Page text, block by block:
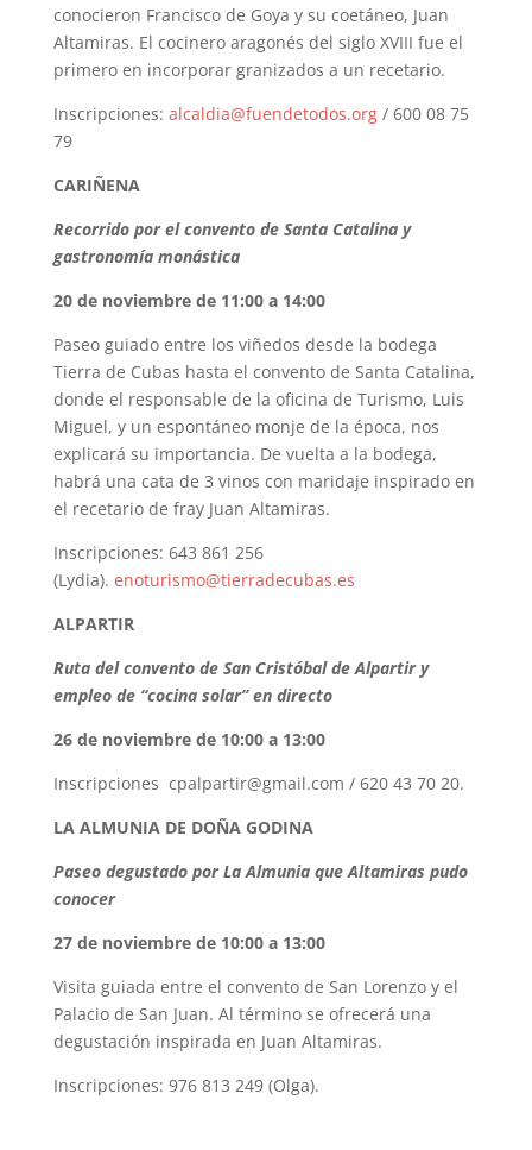
conocieron Francisco de Goya y su coetáneo, Juan
Altamiras. El cocinero aragonés del siglo XVIII fue el
primero en incorporar granizados a un recetario.
Inscripciones: alcaldia@fuendetodos.org/ 600 08 75
79
CARIÑENA
Recorrido por el convento de Santa Catalina y
gastronomía monástica
20 de noviembre de 11:00 a 14:00
Paseo guiado entre los viñedos desde la bodega
Tierra de Cubas hasta el convento de Santa Catalina,
donde el responsable de la oficina de Turismo, Luis
Miguel, y un espontáneo monje de la época, nos
explicará su importancia. De vuelta a la bodega,
habrá una cata de 3 vinos con maridaje inspirado en
el recetario de fray Juan Altamiras.
Inscripciones: 643 861 256
(Lydia). enoturismo@tierradecubas.es
ALPARTIR
Ruta del convento de San Cristóbal de Alpartir y
empleo de “cocina solar” en directo
26 de noviembre de 10:00 a 13:00
Inscripciones cpalpartir@gmail.com / 620 43 70 20.
LA ALMUNIA DE DOÑA GODINA
Paseo degustado por La Almunia que Altamiras pudo
conocer
27 de noviembre de 10:00 a 13:00
Visita guiada entre el convento de San Lorenzo y el
Palacio de San Juan. Al término se ofrecerá una
degustación inspirada en Juan Altamiras.
Inscripciones: 976 813 249 (Olga).